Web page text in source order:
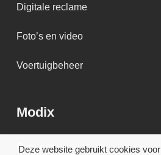
Digitale reclame
Foto’s en video
Voertuigbeheer
Modix
Over ons
Deze website gebruikt cookies